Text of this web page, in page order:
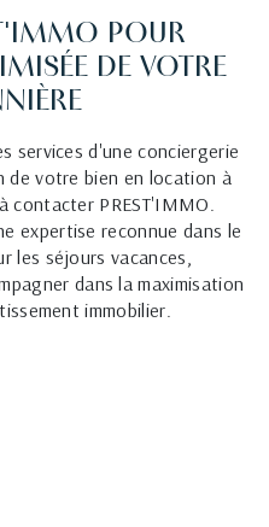
POUR
DE VOTRE
services d'une conciergerie
de votre bien en location à
contacter PREST'IMMO.
expertise reconnue dans le
les séjours vacances,
dans la maximisation
immobilier.